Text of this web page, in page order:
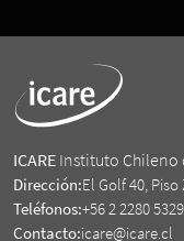
ICARE Instituto Chileno
Dirección:El Golf 40,
Teléfonos:+56 2 2280 5329
Contacto:icare@icare.cl